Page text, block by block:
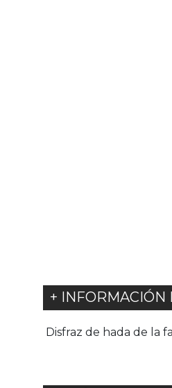
+
Disfraz de hada de la